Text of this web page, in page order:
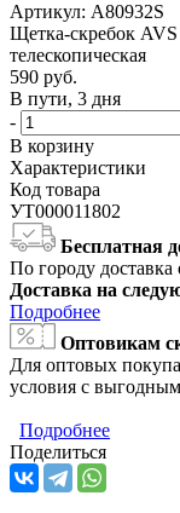
Артикул: A80932S
Щетка-скребок AVS
телескопическая
590 руб.
В пути, 3 дня
-
В корзину
Характеристики
Код товара
УТ000011802
Бесплатная
По городу доставка
Доставка на
Подробнее
Оптовикам
Для оптовых
условия с
Подробнее
Поделиться